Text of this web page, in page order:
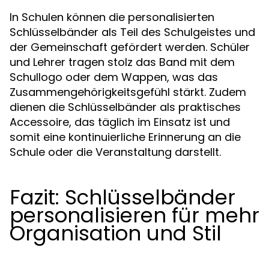
In Schulen können die personalisierten
Schlüsselbänder als Teil des Schulgeistes und
der Gemeinschaft gefördert werden. Schüler
und Lehrer tragen stolz das Band mit dem
Schullogo oder dem Wappen, was das
Zusammengehörigkeitsgefühl stärkt. Zudem
dienen die Schlüsselbänder als praktisches
Accessoire, das täglich im Einsatz ist und
somit eine kontinuierliche Erinnerung an die
Schule oder die Veranstaltung darstellt.
Fazit: Schlüsselbänder
personalisieren für mehr
Organisation und Stil